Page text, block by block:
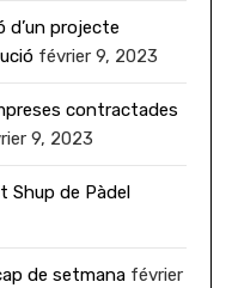
d’un projecte
février 9, 2023
contractades
9, 2023
Shup de Pàdel
de setmana février